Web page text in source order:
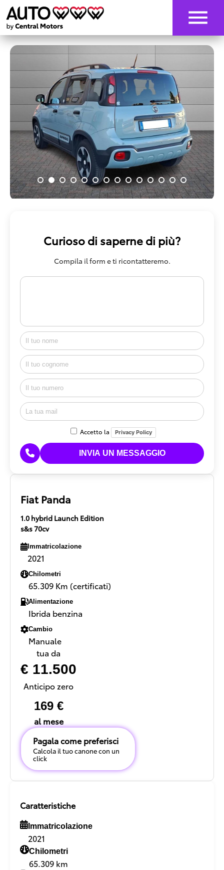
Curioso di saperne di più?
Compila il form e ti ricontatteremo.
Accetto la Privacy Policy
Fiat Panda
1.0 hybrid Launch Edition
s&s 70cv
Immatricolazione
2021
Chilometri
65.309 Km (certificati)
Alimentazione
Ibrida benzina
Cambio
Manuale
tua da
€ 11.500
Anticipo zero
169 €
al mese
Pagala come preferisci
Calcola il tuo canone con un
click
Caratteristiche
Immatricolazione
2021
Chilometri
65.309 km